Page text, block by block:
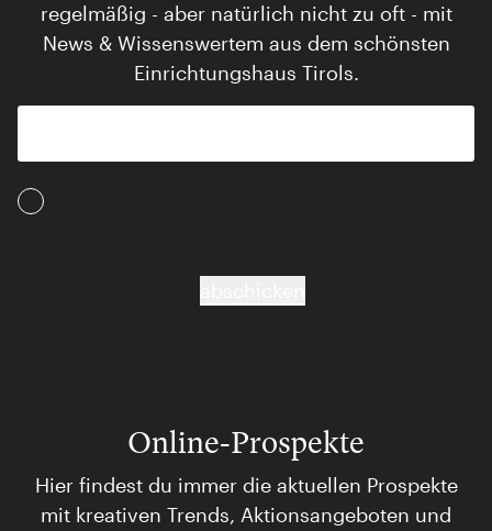
regelmäßig - aber natürlich nicht zu oft - mit
News & Wissenswertem aus dem schönsten
Einrichtungshaus Tirols.
Online-Prospekte
Hier findest du immer die aktuellen Prospekte
mit kreativen Trends, Aktionsangeboten und